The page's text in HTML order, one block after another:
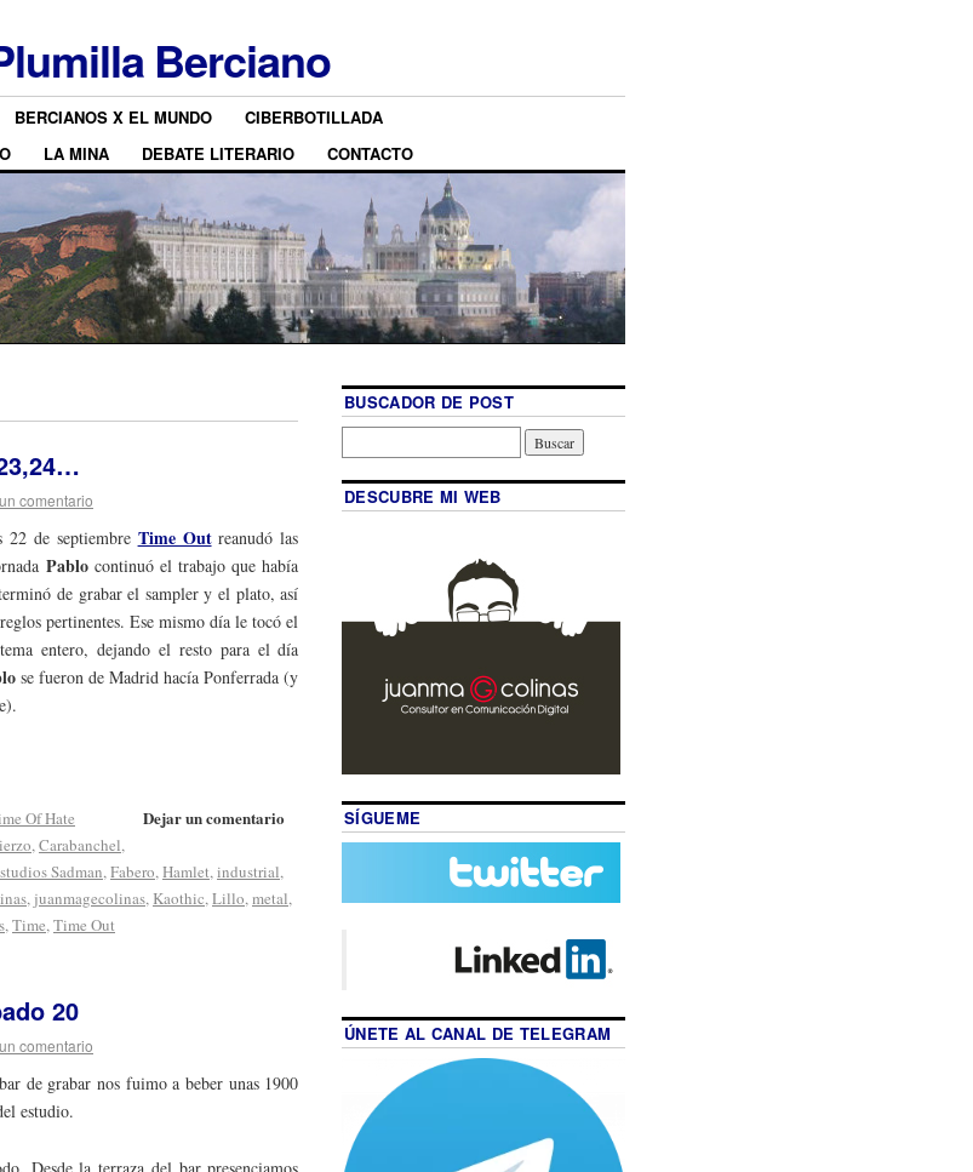
Berciano
BERCIANOS X EL MUNDO
CIBERBOTILLADA
LA MINA DEBATE LITERARIO CONTACTO
comentario
22 de septiembre Time Outreanudó las
Pablocontinuó el trabajo que había
de grabar el sampler y el plato, así
pertinentes. Ese mismo día le tocó el
entero, dejando el resto para el día
se fueron de Madrid hacía Ponferrada (y
Dejar un comentario
Of Hate
,Carabanchel,
Sadman,Fabero,Hamlet,industrial,
, juanmagecolinas, Kaothic,Lillo,metal,
,Time,Time Out
20
comentario
de grabar nos fuimo a beber unas 1900
estudio.
BUSCADOR DE POST
DESCUBRE MI WEB
SÍGUEME
ÚNETE AL CANAL DE TELEGRAM